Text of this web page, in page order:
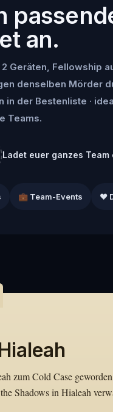
an.
Geräten, Fellowship
denselben Mörder
der Bestenliste ·
Teams.
Ladet euer ganzes Team
💼 Team-Events ❤️
zum Cold Case
Shadows in Hialeah